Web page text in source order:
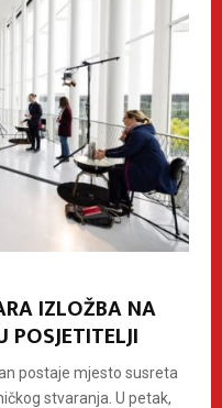
IZLOŽBA NA
POSJETITELJI
postaje mjesto susreta
stvaranja. U petak,